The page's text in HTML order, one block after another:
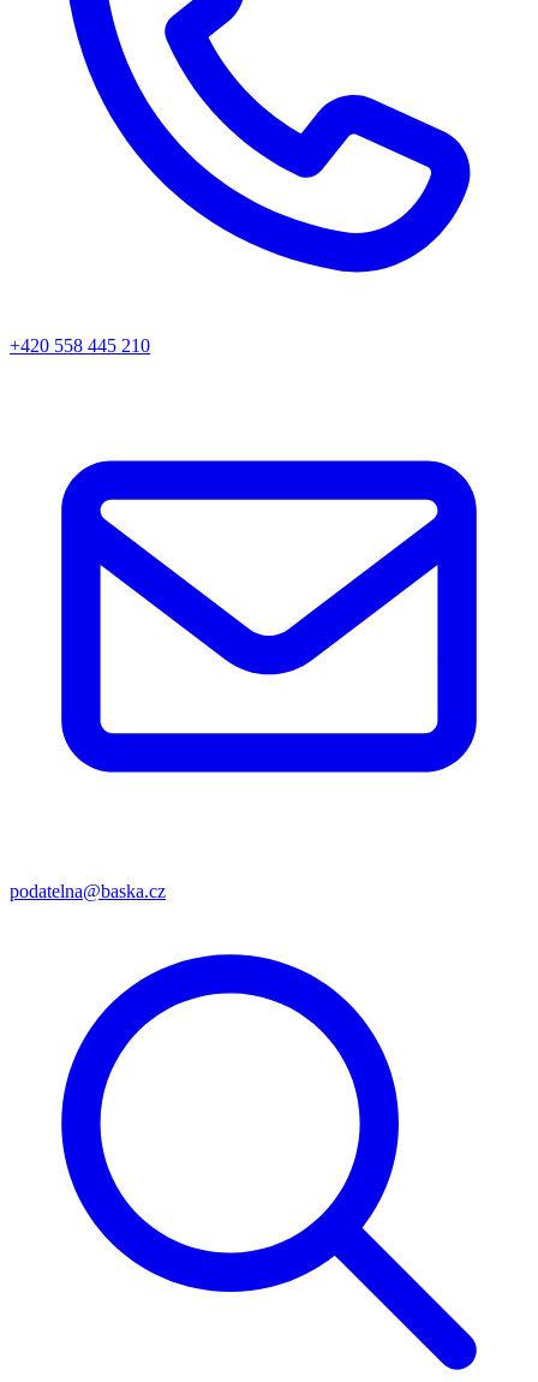
+420 558 445 210
podatelna@baska.cz